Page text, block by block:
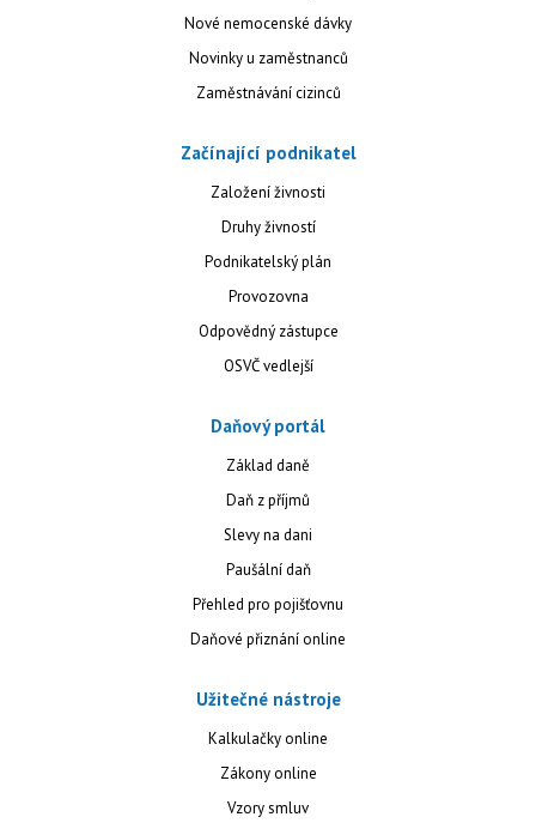
Nové nemocenské dávky
Novinky u zaměstnanců
Zaměstnávání cizinců
Začínající podnikatel
Založení živnosti
Druhy živností
Podnikatelský plán
Provozovna
Odpovědný zástupce
OSVČ vedlejší
Daňový portál
Základ daně
Daň z příjmů
Slevy na dani
Paušální daň
Přehled pro pojišťovnu
Daňové přiznání online
Užitečné nástroje
Kalkulačky online
Zákony online
Vzory smluv